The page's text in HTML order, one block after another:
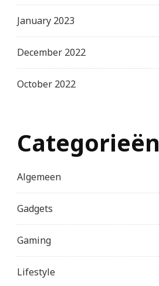
January 2023
December 2022
October 2022
Categorieën
Algemeen
Gadgets
Gaming
Lifestyle